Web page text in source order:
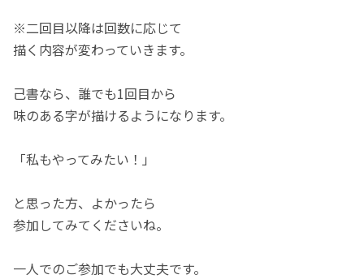
※二回目以降は回数に応じて
描く内容が変わっていきます。
己書なら、誰でも1回目から
味のある字が描けるようになります。
「私もやってみたい！」
と思った方、よかったら
参加してみてくださいね。
一人でのご参加でも大丈夫です。